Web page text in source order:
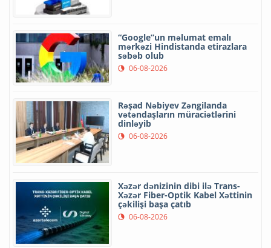
“Google”un məlumat emalı
mərkəzi Hindistanda etirazlara
səbəb olub
06-08-2026
Rəşad Nəbiyev Zəngilanda
vətəndaşların müraciətlərini
dinləyib
06-08-2026
Xəzər dənizinin dibi ilə Trans-
Xəzər Fiber-Optik Kabel Xəttinin
çəkilişi başa çatıb
06-08-2026